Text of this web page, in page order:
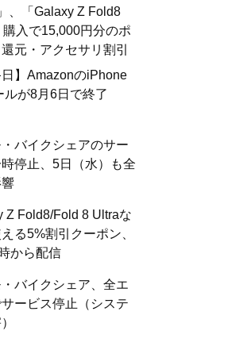
、「Galaxy Z Fold8
購入で15,000円分のポ
元・アクセサリ割引
日】AmazonのiPhone
ルが8月6日で終了
・バイクシェアのサー
時停止、5日（水）も全
Z Fold8/Fold 8 Ultraな
る5%割引クーポン、
から配信
・バイクシェア、全エ
サービス停止（システ